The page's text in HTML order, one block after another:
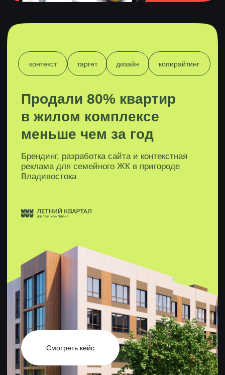
Не уверены в качестве
рекламных кампаний
или сайта?
Подрядчик не идет на контакт?
Хотите, чтобы реклама
действительно работала?
Обратитесь в FEIP Marketing!
Хочу аудит
Наши навыки
подтверждены
Яндексом
Специалисты FEIP Marketing
успешно прошли сертификацию
Яндекса по контекстной рекламе
и Яндекс Метрике
Реклама в Telegram
Многостраничные сайты на Tilda